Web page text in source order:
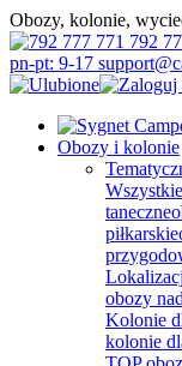
Obozy, kolonie,
792
pn-pt: 9-17
Obozy i kolonie
Wszystkie
taneczne
piłkarskie
obozy
Kolonie
kolonie